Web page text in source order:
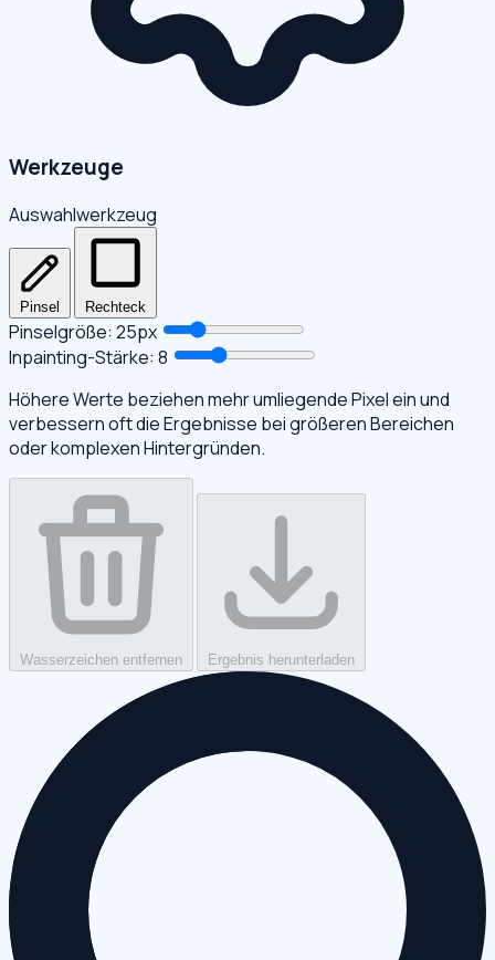
Werkzeuge
Auswahlwerkzeug
Pinsel Rechteck
Pinselgröße: 25px
Inpainting-Stärke: 8
Höhere Werte beziehen mehr umliegende Pixel ein und
verbessern oft die Ergebnisse bei größeren Bereichen
oder komplexen Hintergründen.
Wasserzeichen entfernen Ergebnis herunterladen